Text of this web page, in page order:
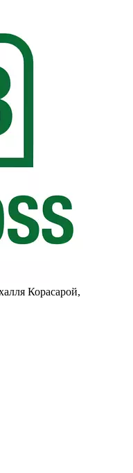
Корасарой,